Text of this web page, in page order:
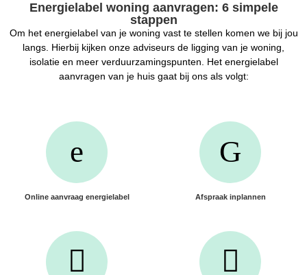
Energielabel woning aanvragen: 6 simpele
stappen
Om het energielabel van je woning vast te stellen komen we bij jou
langs. Hierbij kijken onze adviseurs de ligging van je woning,
isolatie en meer verduurzamingspunten. Het energielabel
aanvragen van je huis gaat bij ons als volgt:
Online aanvraag energielabel Afspraak inplannen